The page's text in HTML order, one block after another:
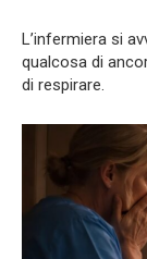
L’infermiera si
qualcosa di
di respirare.